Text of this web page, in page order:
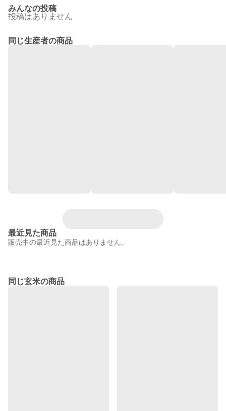
みんなの投稿
投稿はありません
同じ生産者の商品
最近見た商品
販売中の最近見た商品はありません。
同じ玄米の商品